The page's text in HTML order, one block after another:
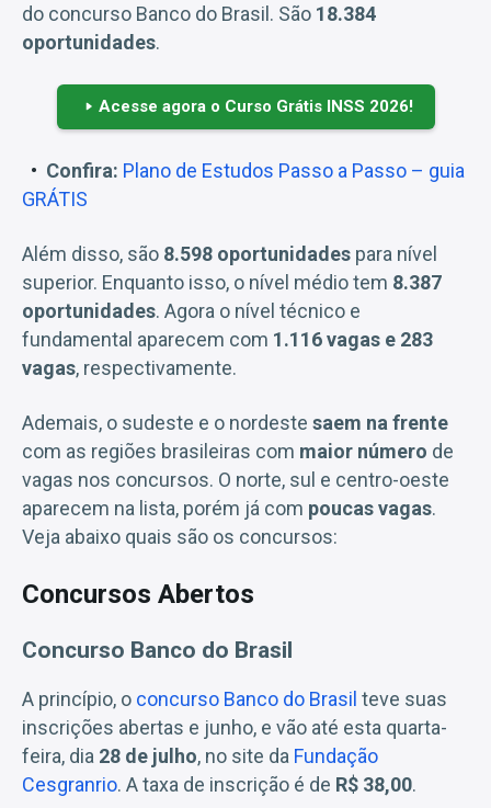
do concurso Banco do Brasil. São 18.384
oportunidades.
Acesse agora o Curso Grátis INSS 2026!
Confira: Plano de Estudos Passo a Passo – guia
GRÁTIS
Além disso, são 8.598 oportunidades para nível
superior. Enquanto isso, o nível médio tem 8.387
oportunidades. Agora o nível técnico e
fundamental aparecem com 1.116 vagas e 283
vagas, respectivamente.
Ademais, o sudeste e o nordeste saem na frente
com as regiões brasileiras com maior número de
vagas nos concursos. O norte, sul e centro-oeste
aparecem na lista, porém já com poucas vagas.
Veja abaixo quais são os concursos:
Concursos Abertos
Concurso Banco do Brasil
A princípio, o concurso Banco do Brasil teve suas
inscrições abertas e junho, e vão até esta quarta-
feira, dia 28 de julho, no site da Fundação
Cesgranrio. A taxa de inscrição é de R$ 38,00.